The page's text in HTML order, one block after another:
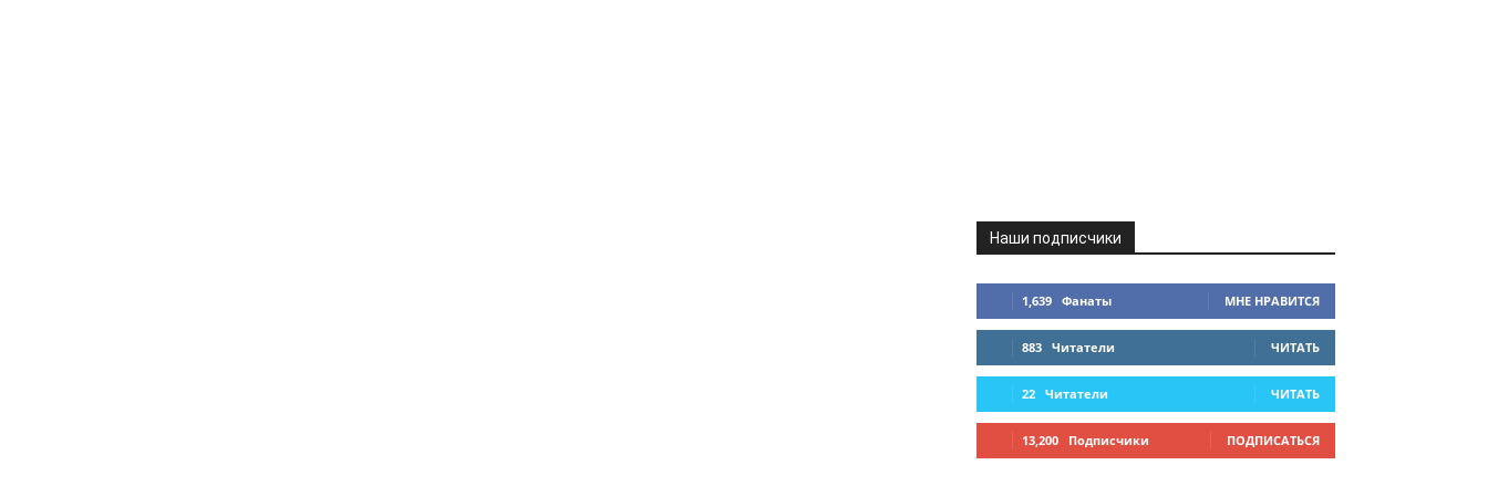
Наши подписчики
1,639 Фанаты МНЕ НРАВИТСЯ
883 Читатели ЧИТАТЬ
22 Читатели ЧИТАТЬ
13,200 Подписчики ПОДПИСАТЬСЯ